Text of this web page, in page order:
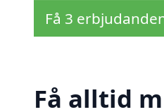
Få 3
Få alltid